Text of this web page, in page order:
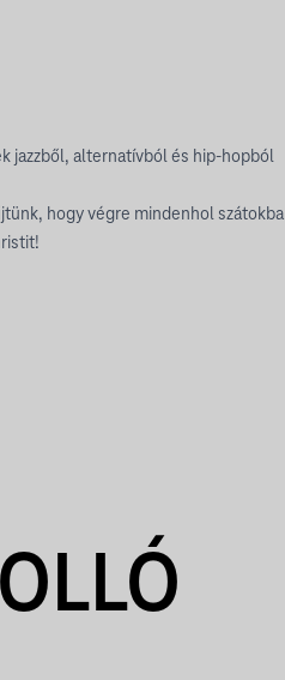
jazzből, alternatívból és hip-hopból
hogy végre mindenhol szátokba